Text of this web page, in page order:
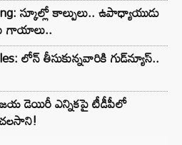
స్కూల్లో కాల్పులు.. ఉపాధ్యాయుడు
గాయాలు..
లోన్ తీసుకున్నవారికి గుడ్‌న్యూస్..
డెయిరీ ఎన్నికపై టీడీపీలో